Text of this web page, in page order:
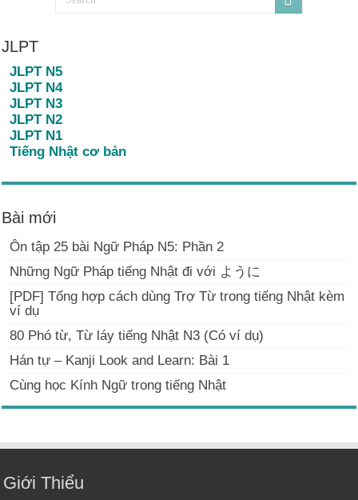
JLPT
JLPT N5
JLPT N4
JLPT N3
JLPT N2
JLPT N1
Tiếng Nhật cơ bản
Bài mới
Ôn tập 25 bài Ngữ Pháp N5: Phần 2
Những Ngữ Pháp tiếng Nhật đi với ように
[PDF] Tổng hợp cách dùng Trợ Từ trong tiếng Nhật kèm
ví dụ
80 Phó từ, Từ láy tiếng Nhật N3 (Có ví dụ)
Hán tự – Kanji Look and Learn: Bài 1
Cùng học Kính Ngữ trong tiếng Nhật
Giới Thiểu